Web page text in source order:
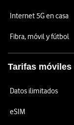
Internet 5G en casa
Fibra, móvil y fútbol
Tarifas móviles
Datos ilimitados
eSIM